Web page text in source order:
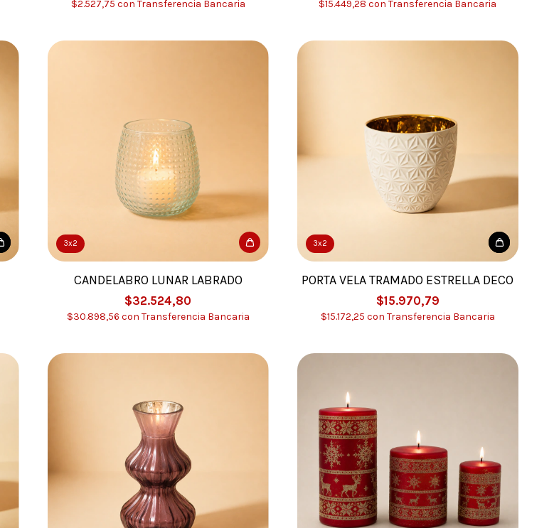
$2.527,75 con Transferencia Bancaria $15.449,28con Transferencia Bancaria
3x2
CANDELABRO LUNAR LABRADO
$32.524,80
$30.898,56 con Transferencia Bancaria
3x2
PORTA VELA TRAMADO ESTRELLA DECO
$15.970,79
$15.172,25 con Transferencia Bancaria